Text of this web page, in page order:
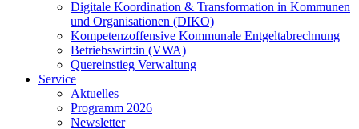
Digitale Koordination & Transformation in Kommunen
und Organisationen (DIKO)
Kompetenzoffensive Kommunale Entgeltabrechnung
Betriebswirt:in (VWA)
Quereinstieg Verwaltung
Service
Aktuelles
Programm 2026
Newsletter